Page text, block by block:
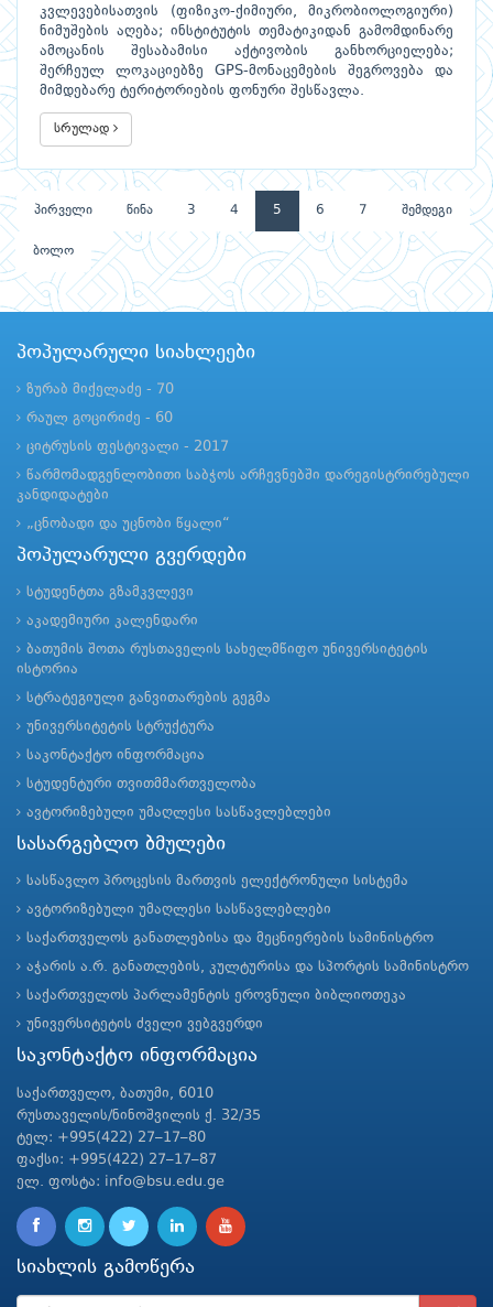
კვლევებისათვის (ფიზიკო-ქიმიური, მიკრობიოლოგიური)
ნიმუშების აღება; ინსტიტუტის თემატიკიდან გამომდინარე
ამოცანის შესაბამისი აქტივობის განხორციელება;
შერჩეულ ლოკაციებზე GPS-მონაცემების შეგროვება და
მიმდებარე ტერიტორიების ფონური შესწავლა.
სრულად
პირველი წინა 3 4 5 6 7 შემდეგი
ბოლო
პოპულარული სიახლეები
ზურაბ მიქელაძე - 70
რაულ გოცირიძე - 60
ციტრუსის ფესტივალი - 2017
წარმომადგენლობითი საბჭოს არჩევნებში დარეგისტრირებული
კანდიდატები
„ცნობადი და უცნობი წყალი“
პოპულარული გვერდები
სტუდენტთა გზამკვლევი
აკადემიური კალენდარი
ბათუმის შოთა რუსთაველის სახელმწიფო უნივერსიტეტის
ისტორია
სტრატეგიული განვითარების გეგმა
უნივერსიტეტის სტრუქტურა
საკონტაქტო ინფორმაცია
სტუდენტური თვითმმართველობა
ავტორიზებული უმაღლესი სასწავლებლები
სასარგებლო ბმულები
სასწავლო პროცესის მართვის ელექტრონული სისტემა
ავტორიზებული უმაღლესი სასწავლებლები
საქართველოს განათლებისა და მეცნიერების სამინისტრო
აჭარის ა.რ. განათლების, კულტურისა და სპორტის სამინისტრო
საქართველოს პარლამენტის ეროვნული ბიბლიოთეკა
უნივერსიტეტის ძველი ვებგვერდი
საკონტაქტო ინფორმაცია
საქართველო, ბათუმი, 6010
რუსთაველის/ნინოშვილის ქ. 32/35
ტელ: +995(422) 27–17–80
ფაქსი: +995(422) 27–17–87
ელ. ფოსტა: info@bsu.edu.ge
სიახლის გამოწერა